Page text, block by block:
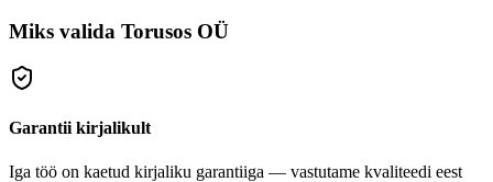
Miks valida Torusos OÜ
Garantii kirjalikult
Iga töö on kaetud kirjaliku garantiiga — vastutame kvaliteedi eest